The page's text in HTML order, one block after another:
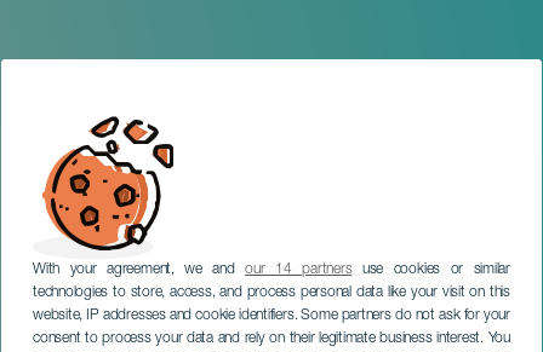
With your agreement, we andour 14 partnersuse cookies or similar
technologies to store, access, and process personal data like your visit on this
website, IP addresses and cookie identifiers. Some partners do not ask for your
consent to process your data and rely on their legitimate business interest. You